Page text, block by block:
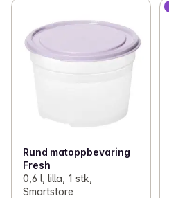
Rund matoppbevaring
Fresh
0,6 l, lilla, 1 stk,
Smartstore